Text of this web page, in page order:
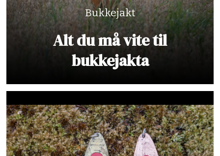
Bukkejakt
Alt du må vite til
bukkejakta